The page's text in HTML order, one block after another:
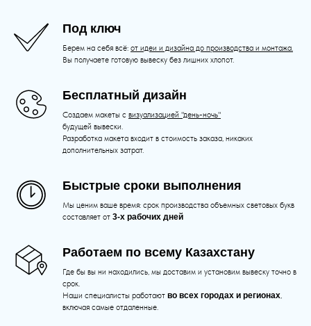
Под ключ
Берем на себя всё: от идеи и дизайна до производства и монтажа.
Вы получаете готовую вывеску без лишних хлопот.
Бесплатный дизайн
Создаем макеты с визуализацией "день-ночь"
будущей вывески.
Разработка макета входит в стоимость заказа, никаких
дополнительных затрат.
Быстрые сроки выполнения
Мы ценим ваше время: срок производства объемных световых букв
составляет от 3-х рабочих дней
Работаем по всему Казахстану
Где бы вы ни находились, мы доставим и установим вывеску точно в
срок.
Наши специалисты работают во всех городах и регионах,
включая самые отдаленные.